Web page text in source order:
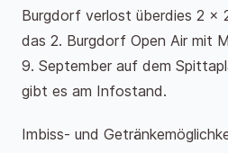
Burgdorf verlost überdies 2 x
das 2. Burgdorf Open Air mit
9. September auf dem
gibt es am Infostand.
Imbiss- und